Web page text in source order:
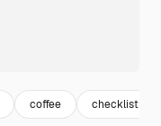
coffee checklist